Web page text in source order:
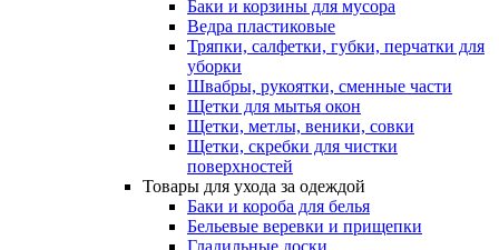
Баки и корзины для мусора
Ведра пластиковые
Тряпки, салфетки, губки, перчатки для
уборки
Швабры, рукоятки, сменные части
Щетки для мытья окон
Щетки, метлы, веники, совки
Щетки, скребки для чистки
поверхностей
Товары для ухода за одеждой
Баки и короба для белья
Бельевые веревки и прищепки
Гладильные доски